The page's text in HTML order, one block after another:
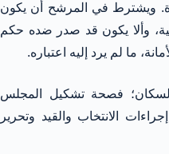
ويشترط في المرشح أن يكون
وألا يكون قد صدر ضده حكم
ما لم يرد إليه اعتباره.
فصحة تشكيل المجلس
الانتخاب والقيد وتحرير